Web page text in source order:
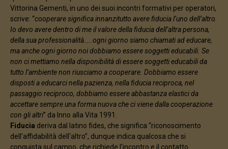
Vittorina Gementi, in uno dei suoi incontri formativi per operatori,
scrive: “cooperare significa innanzitutto avere fiducia l’uno dell’altro.
Io devo avere dentro di me il valore della fiducia dell’altra persona,
della sua professionalità…..ogni giorno siamo chiamati ad educare,
ma anche ogni giorno noi dobbiamo essere soggetti educabili. Se
non ci mettiamo nella disponibilità di essere soggetti educabili da
tutto l’ambiente non riusciamo a cooperare. Dobbiamo essere
disposti a educarci nella pazienza, nella fiducia reciproca, nel
passaggio reciproco, dobbiamo essere abbastanza elastici da
accettare sempre una forma nuova che ci viene dalla cooperazione
con gli altri” da Inno alla Vita 1991.
Fiducia deriva dal latino fides, che significa “riconoscimento
dell'affidabilità dell'altro”, dunque indica qualcosa che si
conquista sul campo, che richiede l'incontro e il contatto.